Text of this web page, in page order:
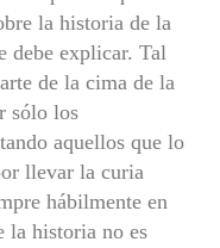
la historia de la
debe explicar. Tal
de la cima de la
sólo los
aquellos que lo
llevar la curia
hábilmente en
la historia no es